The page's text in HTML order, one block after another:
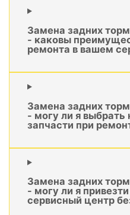
Замена задних
- каковы
ремонта в вашем
Замена задних
- могу ли я выбрать
запчасти при
Замена задних
- могу ли я
сервисный центр